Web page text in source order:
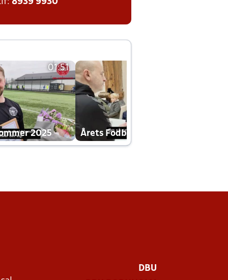
8939 9930
01:51
2025 Årets Fodboldklub 2025 mp4
DBU